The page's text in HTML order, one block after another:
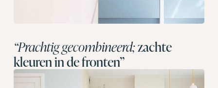
“Prachtig gecombineerd;zachte
kleuren in de fronten”